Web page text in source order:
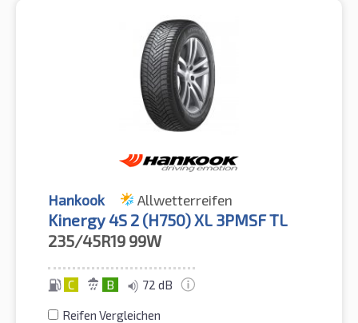
Hankook Allwetterreifen
Kinergy 4S 2 (H750) XL 3PMSF TL
235/45R19 99W
C B 72 dB
Reifen Vergleichen